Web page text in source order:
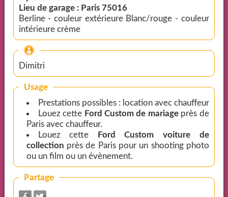
Lieu de garage : Paris 75016
Berline - couleur extérieure Blanc/rouge - couleur
intérieure crème
Dimitri
Usage
Prestations possibles : location avec chauffeur
Louez cette Ford Custom de mariageprès de
Paris avec chauffeur.
Louez cette
Ford Custom voiture de
collection près de Paris pour un shooting photo
ou un film ou un évènement.
Partage